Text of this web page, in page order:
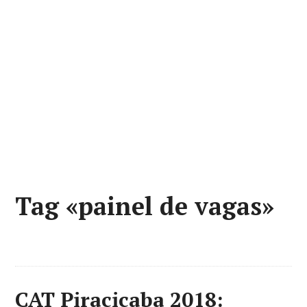
Tag «painel de vagas»
CAT Piracicaba 2018: